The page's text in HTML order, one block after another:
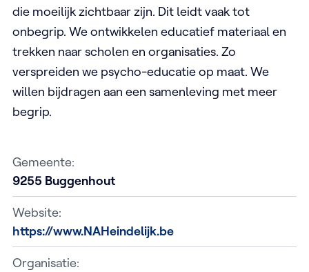
die moeilijk zichtbaar zijn. Dit leidt vaak tot
onbegrip. We ontwikkelen educatief materiaal en
trekken naar scholen en organisaties. Zo
verspreiden we psycho-educatie op maat. We
willen bijdragen aan een samenleving met meer
begrip.
Gemeente:
9255 Buggenhout
Website:
https://www.NAHeindelijk.be
Organisatie: